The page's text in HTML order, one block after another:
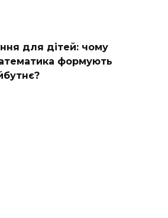
для дітей: чому
формують